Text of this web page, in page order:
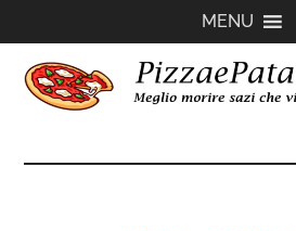
contenuto
barra
piè
MENU